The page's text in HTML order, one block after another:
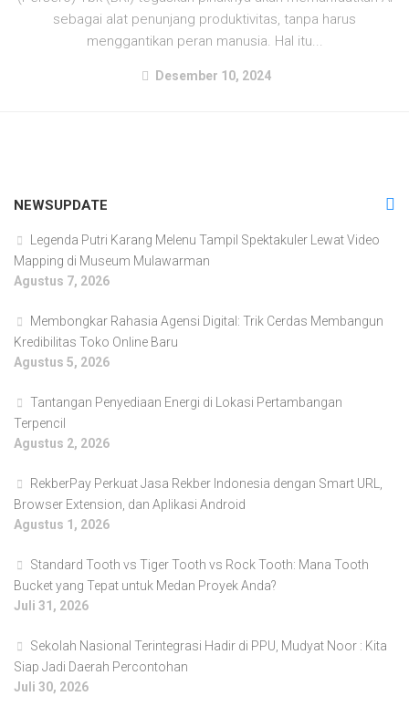
sebagai alat penunjang produktivitas, tanpa harus
menggantikan peran manusia. Hal itu...
Desember 10, 2024
NEWSUPDATE
Legenda Putri Karang Melenu Tampil Spektakuler Lewat Video
Mapping di Museum Mulawarman
Agustus 7, 2026
Membongkar Rahasia Agensi Digital: Trik Cerdas Membangun
Kredibilitas Toko Online Baru
Agustus 5, 2026
Tantangan Penyediaan Energi di Lokasi Pertambangan
Terpencil
Agustus 2, 2026
RekberPay Perkuat Jasa Rekber Indonesia dengan Smart URL,
Browser Extension, dan Aplikasi Android
Agustus 1, 2026
Standard Tooth vs Tiger Tooth vs Rock Tooth: Mana Tooth
Bucket yang Tepat untuk Medan Proyek Anda?
Juli 31, 2026
Sekolah Nasional Terintegrasi Hadir di PPU, Mudyat Noor : Kita
Siap Jadi Daerah Percontohan
Juli 30, 2026